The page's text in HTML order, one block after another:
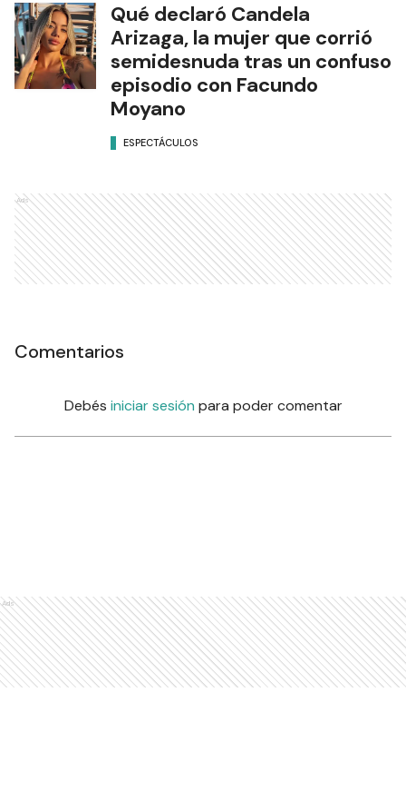
Qué declaró Candela
Arizaga, la mujer que corrió
semidesnuda tras un confuso
episodio con Facundo
Moyano
ESPECTÁCULOS
Ads
Comentarios
Debés iniciar sesión para poder comentar
Ads